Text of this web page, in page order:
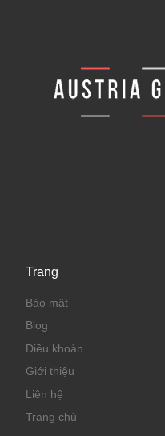
Trang
Bảo mật
Blog
Điều khoản
Giới thiệu
Liên hệ
Trang chủ